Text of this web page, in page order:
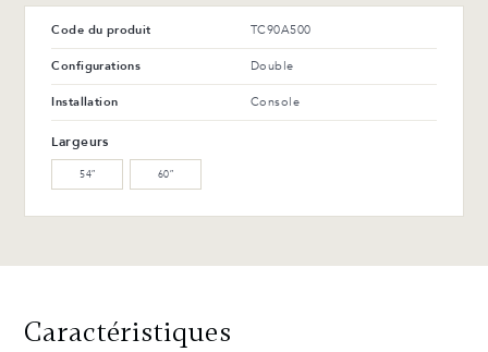
Code du produit TC90A500
Configurations Double
Installation Console
Largeurs
54″ 60″
Caractéristiques